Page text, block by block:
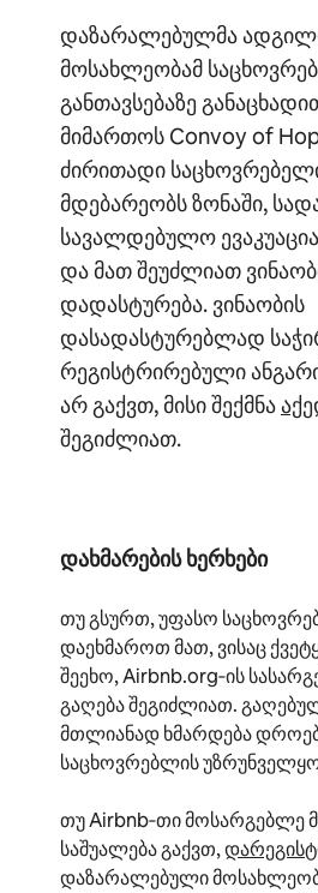
დაზარალებულმა
მოსახლეობამ
განთავსებაზე
მიმართოს Convoy of
ძირითადი
მდებარეობს ზონაში,
სავალდებულო
და მათ შეუძლიათ
დადასტურება. ვინაობის
დასადასტურებლად
რეგისტრირებული
არ გაქვთ, მისი შექმნა
შეგიძლიათ.
დახმარების ხერხები
თუ გსურთ, უფასო
დაეხმაროთ მათ, ვისაც
შეეხო, Airbnb.org‑ის
გაღება შეგიძლიათ.
მთლიანად ხმარდება
საცხოვრებლის
თუ Airbnb‑თი მოსარგებლე
საშუალება გაქვთ,
დაზარალებული